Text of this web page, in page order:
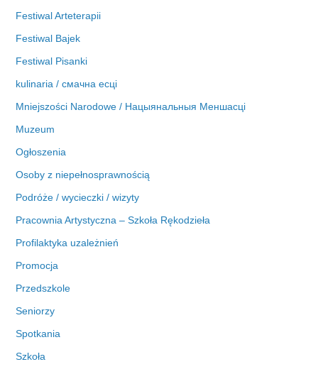
Festiwal Arteterapii
Festiwal Bajek
Festiwal Pisanki
kulinaria / смачна есці
Mniejszości Narodowe / Нацыянальныя Меншасці
Muzeum
Ogłoszenia
Osoby z niepełnosprawnością
Podróże / wycieczki / wizyty
Pracownia Artystyczna – Szkoła Rękodzieła
Profilaktyka uzależnień
Promocja
Przedszkole
Seniorzy
Spotkania
Szkoła